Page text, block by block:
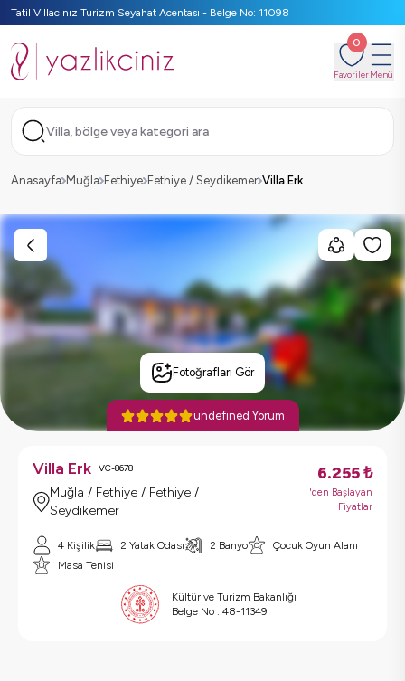
Tatil Villacınız Turizm Seyahat Acentası - Belge No: 11098
0
FavorilerMenü
Villa, bölge veya kategori ara
Anasayfa Muğla Fethiye Fethiye / Seydikemer Villa Erk
Fotoğrafları Gör
undefined Yorum
Villa Erk VC-8678
Muğla / Fethiye / Fethiye /
Seydikemer
6.255₺
'den Başlayan
Fiyatlar
4 Kişilik 2 Yatak Odası 2 Banyo
Çocuk Oyun Alanı
Masa Tenisi
Kültür ve Turizm Bakanlığı
Belge No : 48-11349